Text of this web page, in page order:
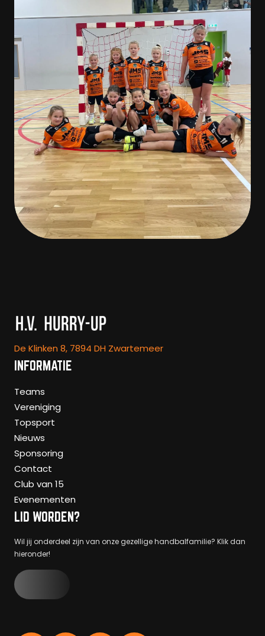
De Klinken 8, 7894 DH Zwartemeer
INFORMATIE
Teams
Vereniging
Topsport
Nieuws
Sponsoring
Contact
Club van 15
Evenementen
LID WORDEN?
Wil jij onderdeel zijn van onze gezellige handbalfamilie? Klik dan
hieronder!